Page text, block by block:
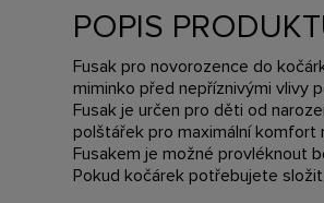
POPIS
Fusak pro novorozence do
miminko před nepříznivými vlivy
Fusak je určen pro děti od
polštářek pro maximální komfort
Fusakem je možné provléknout
Pokud kočárek potřebujete